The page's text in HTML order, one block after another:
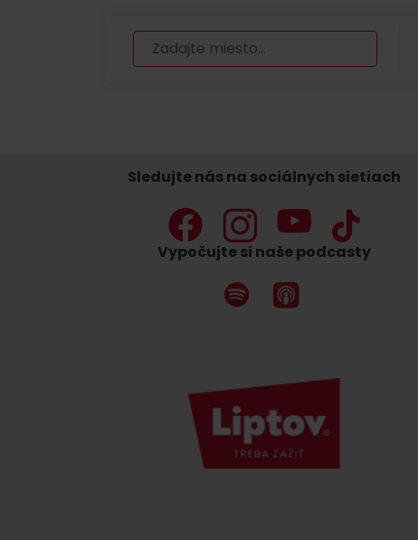
Sledujte nás na sociálnych sietiach
Vypočujte si naše podcasty